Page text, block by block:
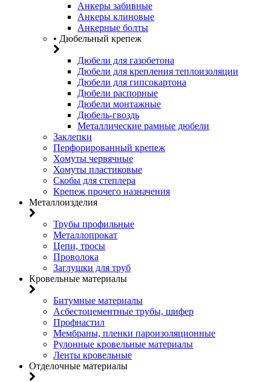
Анкеры забивные
Анкеры клиновые
Анкерные болты
• Дюбельный крепеж
Дюбели для газобетона
Дюбели для крепления теплоизоляции
Дюбели для гипсокартона
Дюбели распорные
Дюбели монтажные
Дюбель-гвоздь
Металлические рамные дюбели
Заклепки
Перфорированный крепеж
Хомуты червячные
Хомуты пластиковые
Скобы для степлера
Крепеж прочего назначения
Металлоизделия
Трубы профильные
Металлопрокат
Цепи, тросы
Проволока
Заглушки для труб
Кровельные материалы
Битумные материалы
Асбестоцементные трубы, шифер
Профнастил
Мембраны, пленки пароизоляционные
Рулонные кровельные материалы
Ленты кровельные
Отделочные материалы